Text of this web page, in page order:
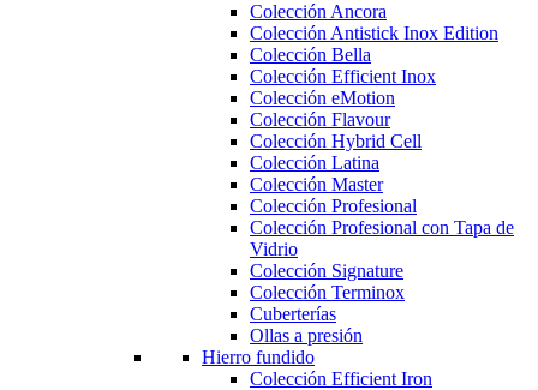
Colección Ancora
Colección Antistick Inox Edition
Colección Bella
Colección Efficient Inox
Colección eMotion
Colección Flavour
Colección Hybrid Cell
Colección Latina
Colección Master
Colección Profesional
Colección Profesional con Tapa de
Vidrio
Colección Signature
Colección Terminox
Cuberterías
Ollas a presión
Hierro fundido
Colección Efficient Iron